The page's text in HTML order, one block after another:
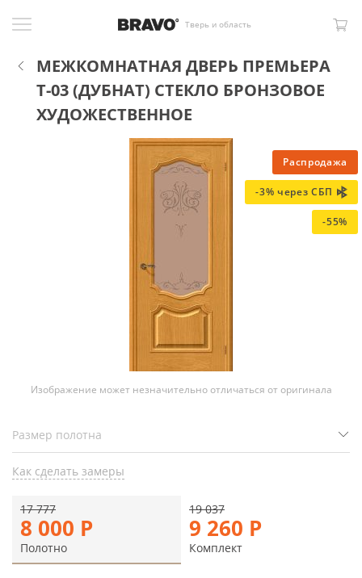
Тверь и область
МЕЖКОМНАТНАЯ ДВЕРЬ ПРЕМЬЕРА
Т-03 (ДУБНАТ) СТЕКЛО БРОНЗОВОЕ
ХУДОЖЕСТВЕННОЕ
Распродажа
-3% через СБП
-55%
Изображение может незначительно отличаться от оригинала
Как сделать замеры
8 000 Р
17 777
Полотно
9 260 Р
19 037
Комплект